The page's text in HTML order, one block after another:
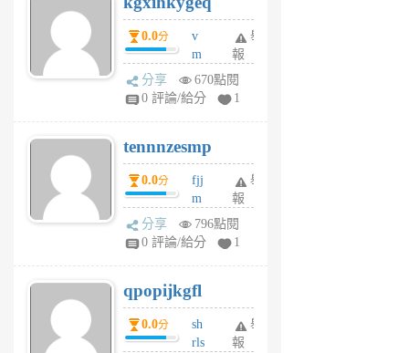
個
月
前
0.0分
v
m
sg
sr
6
個
月
前
舉
報
分享
670點閱
0 評論/給分
1
tennnzesmp
0.0分
fjj
m
w
rs
6
個
月
前
舉
報
分享
796點閱
0 評論/給分
1
qpopijkgfl
0.0分
sh
rls
舉
報